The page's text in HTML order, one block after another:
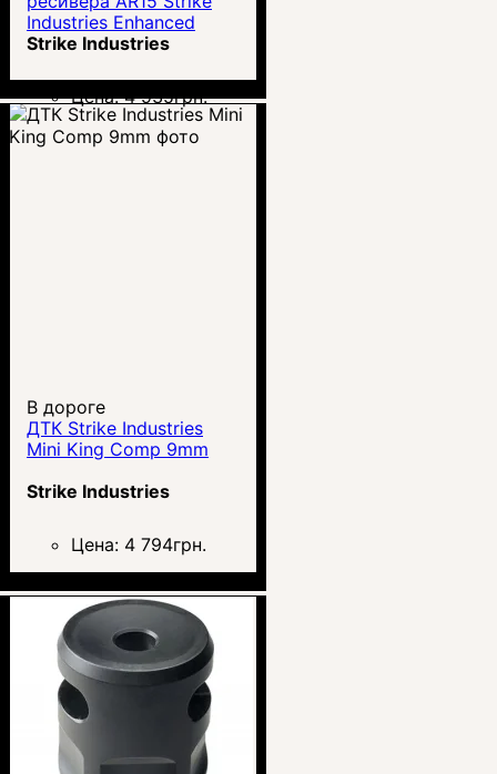
Industries Enhanced
Lower Reciever Parts
Strike Industries
Цена:4 935грн.
В дороге
ДТК Strike Industries
Mini King Comp 9mm
Strike Industries
Цена: 4 794грн.